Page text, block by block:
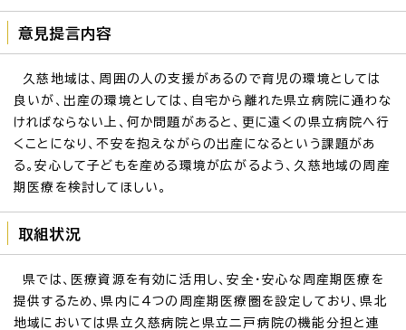
意見提言内容
久慈地域は、周囲の人の支援があるので育児の環境としては
良いが、出産の環境としては、自宅から離れた県立病院に通わな
ければならない上、何か問題があると、更に遠くの県立病院へ行
くことになり、不安を抱えながらの出産になるという課題があ
る。安心して子どもを産める環境が広がるよう、久慈地域の周産
期医療を検討してほしい。
取組状況
県では、医療資源を有効に活用し、安全・安心な周産期医療を
提供するため、県内に4つの周産期医療圏を設定しており、県北
地域においては県立久慈病院と県立二戸病院の機能分担と連